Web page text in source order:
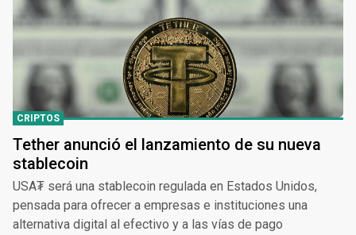
CRIPTOS
Tether anunció el lanzamiento de su nueva
stablecoin
USA₮ será una stablecoin regulada en Estados Unidos,
pensada para ofrecer a empresas e instituciones una
alternativa digital al efectivo y a las vías de pago